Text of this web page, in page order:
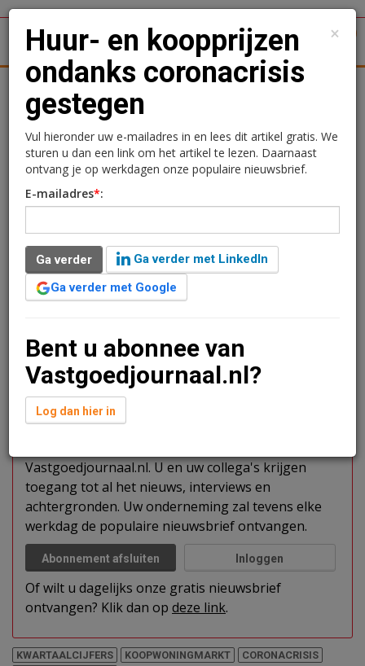
Huur- en koopprijzen
ondanks coronacrisis
gestegen
Redactie
11 mei 2020 om 10:48
6 jaar geleden aangepast
2 minuten leestijd
Ondanks de intelligente lockdown, die al bijna twee
hun cijfers over het eerste kwartaal.
Verder lezen?
U kunt het artikel niet volledig lezen omdat u nog
Vastgoedjournaal.nl. U en uw collega's krijgen
toegang tot al het nieuws, interviews en
achtergronden. Uw onderneming zal tevens elke
werkdag de populaire nieuwsbrief ontvangen.
Abonnement afsluiten Inloggen
Of wilt u dagelijks onze gratis nieuwsbrief
ontvangen? Klik dan op deze link.
KWARTAALCIJFERS KOOPWONINGMARKT
CORONACRISIS
×
Huur- en koopprijzen
ondanks coronacrisis
gestegen
Vul hieronder uw e-mailadres in en lees dit artikel gratis. We
sturen u dan een link om het artikel te lezen. Daarnaast
ontvang je op werkdagen onze populaire nieuwsbrief.
E-mailadres*:
Ga verder
Ga verder met LinkedIn
Ga verder met Google
Bent u abonnee van
Vastgoedjournaal.nl?
Log dan hier in